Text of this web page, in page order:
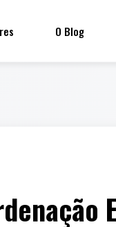
O Blog